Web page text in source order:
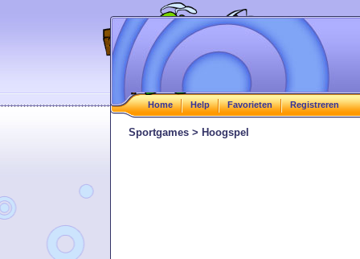
Home Help Favorieten Registreren
Sportgames > Hoogspel